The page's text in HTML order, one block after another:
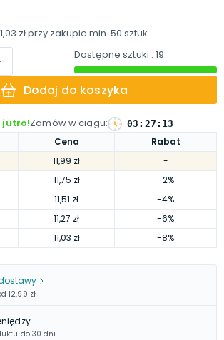
Cena
Rabat
11,99 zł
-
11,75 zł
-2%
11,51 zł
-4%
11,27 zł
-6%
11,03 zł -8%
złprzy zakupie min. 50 sztuk
Dostępne sztuki : 19
Dodaj do koszyka
jutro!Zamów w ciągu: 03 : 27 : 12
12,99 zł
do 30 dni